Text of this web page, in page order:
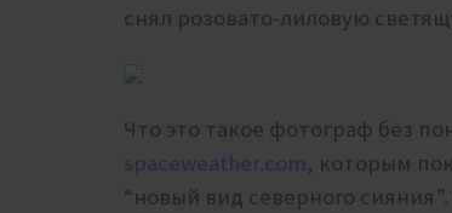
снял розовато-лиловую
Что это такое фотограф без
spaceweather.com, которым
“новый вид северного